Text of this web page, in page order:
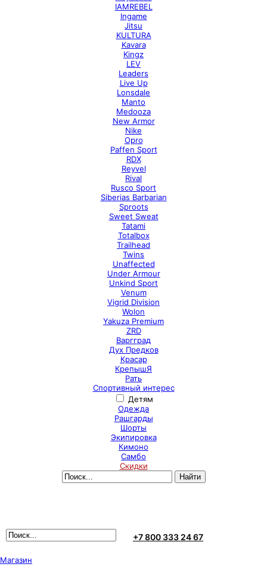
IAMREBEL
Ingame
Jitsu
KULTURA
Kavara
Kingz
LEV
Leaders
Live Up
Lonsdale
Manto
Medooza
New Armor
Nike
Opro
Paffen Sport
RDX
Reyvel
Rival
Rusco Sport
Siberias Barbarian
Sproots
Sweet Sweat
Tatami
Totalbox
Trailhead
Twins
Unaffected
Under Armour
Unkind Sport
Venum
Vigrid Division
Wolon
Yakuza Premium
ZRD
Варгград
Дух Предков
Красар
КрепышЯ
Рать
Спортивный интерес
Детям
Одежда
Рашгарды
Шорты
Экипировка
Кимоно
Самбо
Скидки
+7 800 333 24 67
Магазин